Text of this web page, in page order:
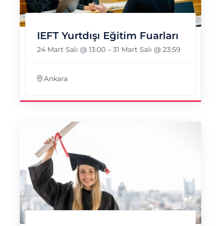
IEFT Yurtdışı Eğitim Fuarları
24 Mart Salı @ 13:00– 31 Mart Salı @ 23:59
Ankara